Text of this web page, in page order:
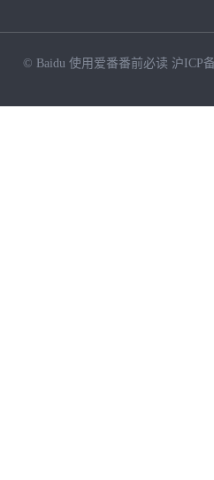
© Baidu 使用爱番番前必读 沪ICP